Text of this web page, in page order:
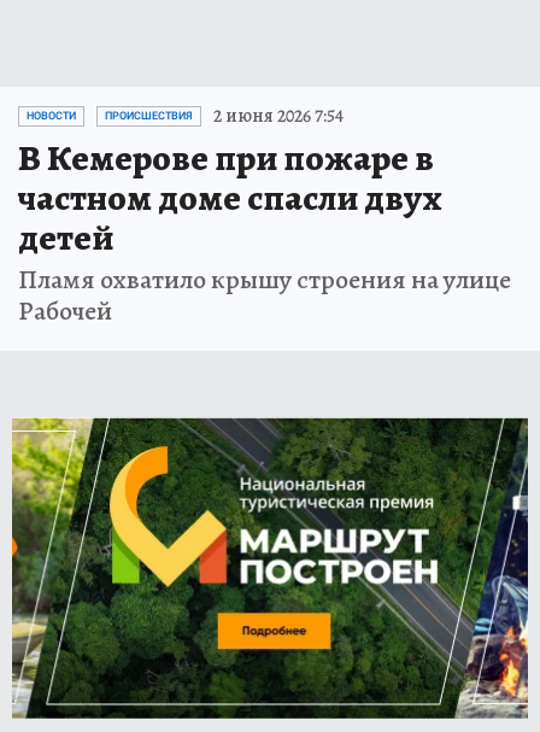
НОВОСТИ ПРОИСШЕСТВИЯ 2 июня 2026 7:54
В Кемерове при пожаре в
частном доме спасли двух
детей
Пламя охватило крышу строения на улице
Рабочей